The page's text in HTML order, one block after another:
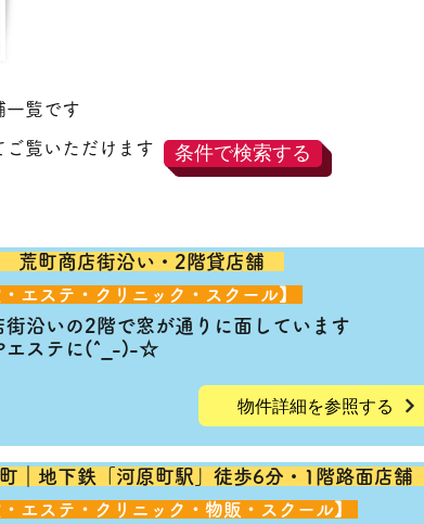
一覧です
ご覧いただけます 条件で検索する
荒町商店街沿い・2階貸店舗
街沿いの2階で窓が通りに面しています
エステに(^_-)-☆
・エステ・クリニック・スクール】
物件詳細を参照する
町｜地下鉄「河原町駅」徒歩6分・1階路面店舗
・エステ・クリニック・物販・スクール】